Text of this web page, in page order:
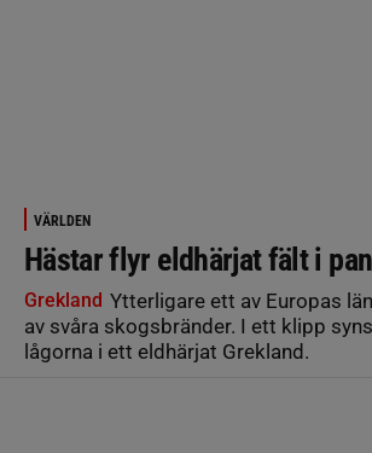
VÄRLDEN
Hästar flyr eldhärjat fält i
Grekland Ytterligare ett av Europas
av svåra skogsbränder. I ett klipp
lågorna i ett eldhärjat Grekland.